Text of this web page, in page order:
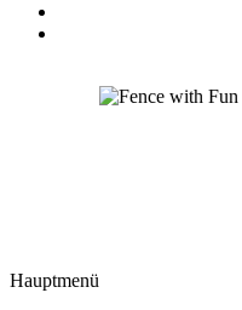
Hauptmenü